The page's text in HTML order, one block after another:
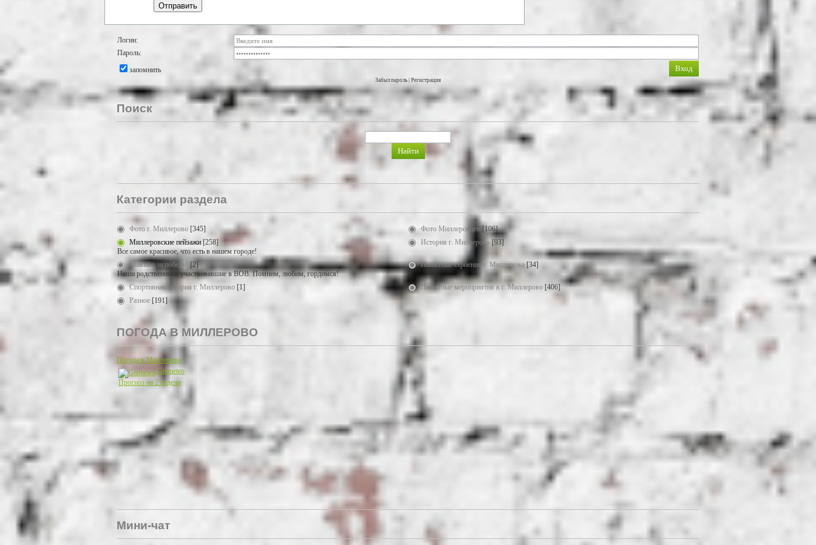
Отправить
Логин:
Пароль:
запомнить
Забыл пароль Регистрация
Поиск
Категории раздела
Фото г. Миллерово [345] Фото Миллеровцев [106]
Миллеровские пейзажи [258]
Все самое красивое, что есть в нашем городе!
История г. Миллерово [93]
Спасибо за победу!
[2]
Наши родственники участвовавшие в ВОВ. Помним, любим, гордимся!
Памятные строения г. Миллерово [34]
Спортивная история г. Миллерово [1] Памятные мероприятия в г. Миллерово [406]
Разное [191]
ПОГОДА В МИЛЛЕРОВО
Погода в Миллерово
Gismeteo
Прогноз на 2 недели
Мини-чат